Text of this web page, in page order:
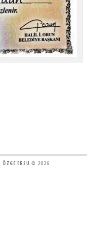
ÖZGE ERSU © 2026